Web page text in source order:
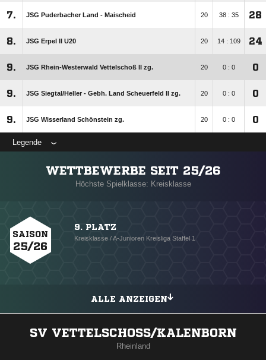
7. JSG Puderbacher Land - Maischeid 20 38 : 35 28
8. JSG Erpel II U20 20 14 : 109 24
9. JSG Rhein-Westerwald Vettelschoß II zg. 20 0 : 0 0
9. JSG Siegtal/​Heller - Gebh. Land Scheuerfeld II zg. 20 0 : 0 0
9. JSG Wisserland Schönstein zg. 20 0 : 0 0
Legende
WETTBEWERBE SEIT 25/26
Höchste Spielklasse: Kreisklasse
SAISON
25/26
9. PLATZ
Kreisklasse / A-Junioren Kreisliga Staffel 1
ALLE ANZEIGEN
SV VETTELSCHOSS/KALENBORN
Rheinland